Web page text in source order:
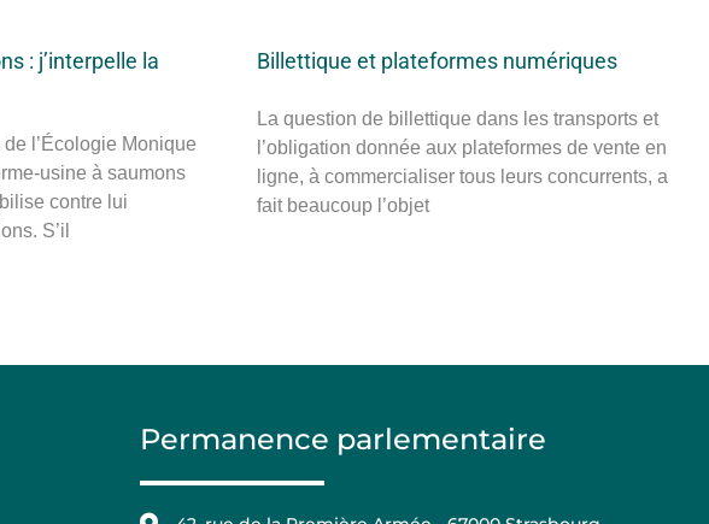
: j’interpelle la
l’Écologie Monique
usine à saumons
contre lui
S’il
Billettique et plateformes numériques
La question de billettique dans les transports et
l’obligation donnée aux plateformes de vente en
ligne, à commercialiser tous leurs concurrents, a
fait beaucoup l’objet
Permanence parlementaire